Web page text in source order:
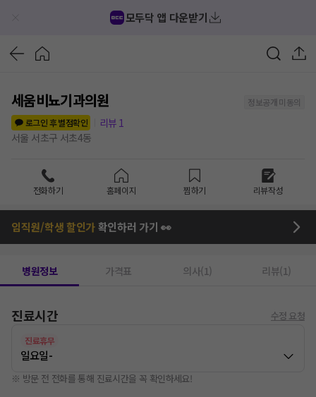
모두닥 앱 다운받기
세움비뇨기과의원
정보공개 미동의
로그인 후 별점확인
리뷰 1
서울 서초구 서초4동
전화하기 홈페이지 찜하기 리뷰작성
임직원/학생 할인가확인하러 가기 👀
병원정보 가격표 의사(1) 리뷰(1)
진료시간 수정 요청
진료휴무
일요일-
※ 방문 전 전화를 통해 진료시간을 꼭 확인하세요!